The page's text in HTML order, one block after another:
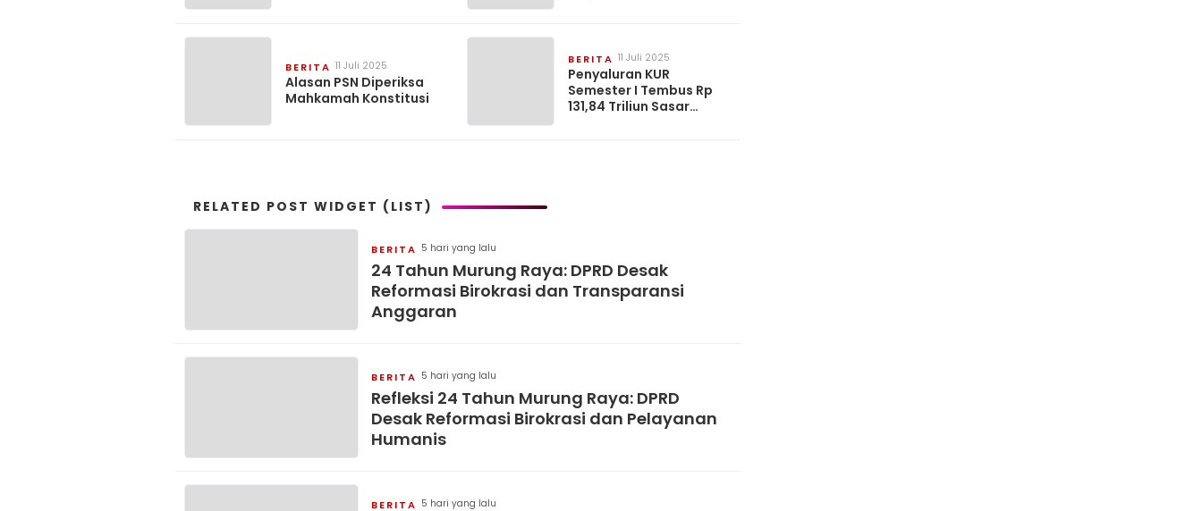
BERITA 11 Juli 2025
Alasan PSN Diperiksa
Mahkamah Konstitusi
BERITA 11 Juli 2025
Penyaluran KUR
Semester I Tembus Rp
131,84 Triliun Sasar
RELATED POST WIDGET (LIST)
BERITA 5 hari yang lalu
24 Tahun Murung Raya: DPRD Desak
Reformasi Birokrasi dan Transparansi
Anggaran
BERITA 5 hari yang lalu
Refleksi 24 Tahun Murung Raya: DPRD
Desak Reformasi Birokrasi dan Pelayanan
Humanis
BERITA 5 hari yang lalu